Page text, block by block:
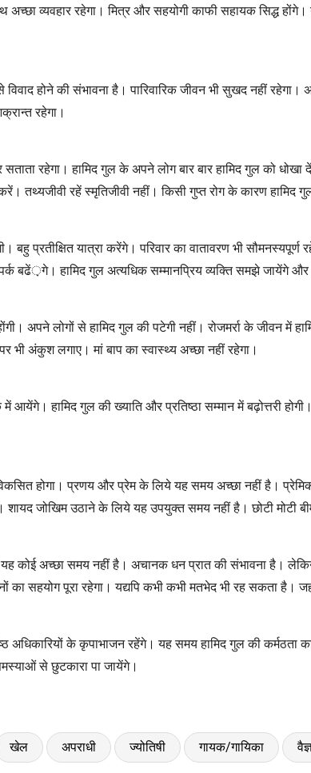
व्यवहार रहेगा। मित्र और सहयोगी काफी सहायक सिद्ध होंगे।
होने की संभावना है। पारिवारिक जीवन भी सुखद नहीं
रहेगा।
रहेगा। हामिद गुल के अपने लोग बार बार हामिद गुल को धोखा
तथ्यजीवी रहें स्मृतिजीवी नहीं। किसी गुप्त रोग के कारण हामिद
प्रतीक्षित यात्रा करेंगे। परिवार का वातावरण भी सौमनस्यपूर्ण
बढें़गे। हामिद गुल अत्यधिक सम्मानप्रिय व्यक्ति समझे जायेंगे और
अपने लोगों से हामिद गुल की पटेगी नहीं। रोजमर्रा के जीवन में
भी अंकुश लगाए। मां बाप का स्वास्थ्य अच्छा नहीं रहेगा।
हामिद गुल की ख्याति और प्रतिष्ठा सम्मान में बढ़ोत्तरी
होगा। प्रणय और प्रेम के लिये यह समय अच्छा नहीं है।
जोखिम उठाने के लिये यह उपयुक्त समय नहीं है। छोटी मोटी
कोई अच्छा समय नहीं है। अचानक धन प्रात की संभावना है।
का सहयोग पूरा रहेगा। यद्यपि कभी कभी मतभेद भी रह सकता है।
अधिकारियों के कृपाभाजन रहेंगे। यह समय हामिद गुल की कर्मठता
से छुटकारा पा जायेंगे।
खेल अपराधी ज्योतिषी गायक/गायिका